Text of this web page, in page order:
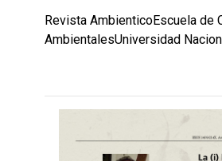
Revista AmbienticoEscuela de
AmbientalesUniversidad